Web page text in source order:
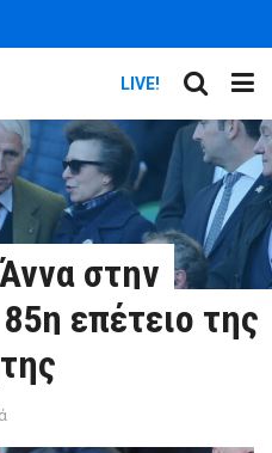
LIVE!
στην
επέτειο της